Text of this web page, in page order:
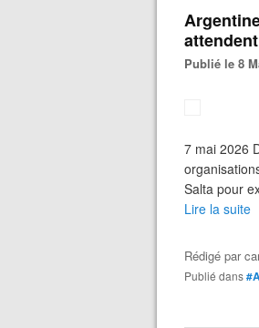
Publié le 8
7 mai 2026
Salta pour
Lire la suite
Rédigé par
Publié dans